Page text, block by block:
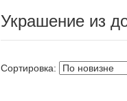
Украшение из
Сортировка: